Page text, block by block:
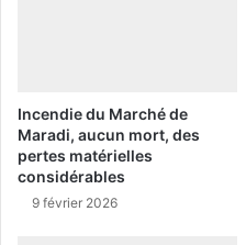
Incendie du Marché de
Maradi, aucun mort, des
pertes matérielles
considérables
9 février 2026